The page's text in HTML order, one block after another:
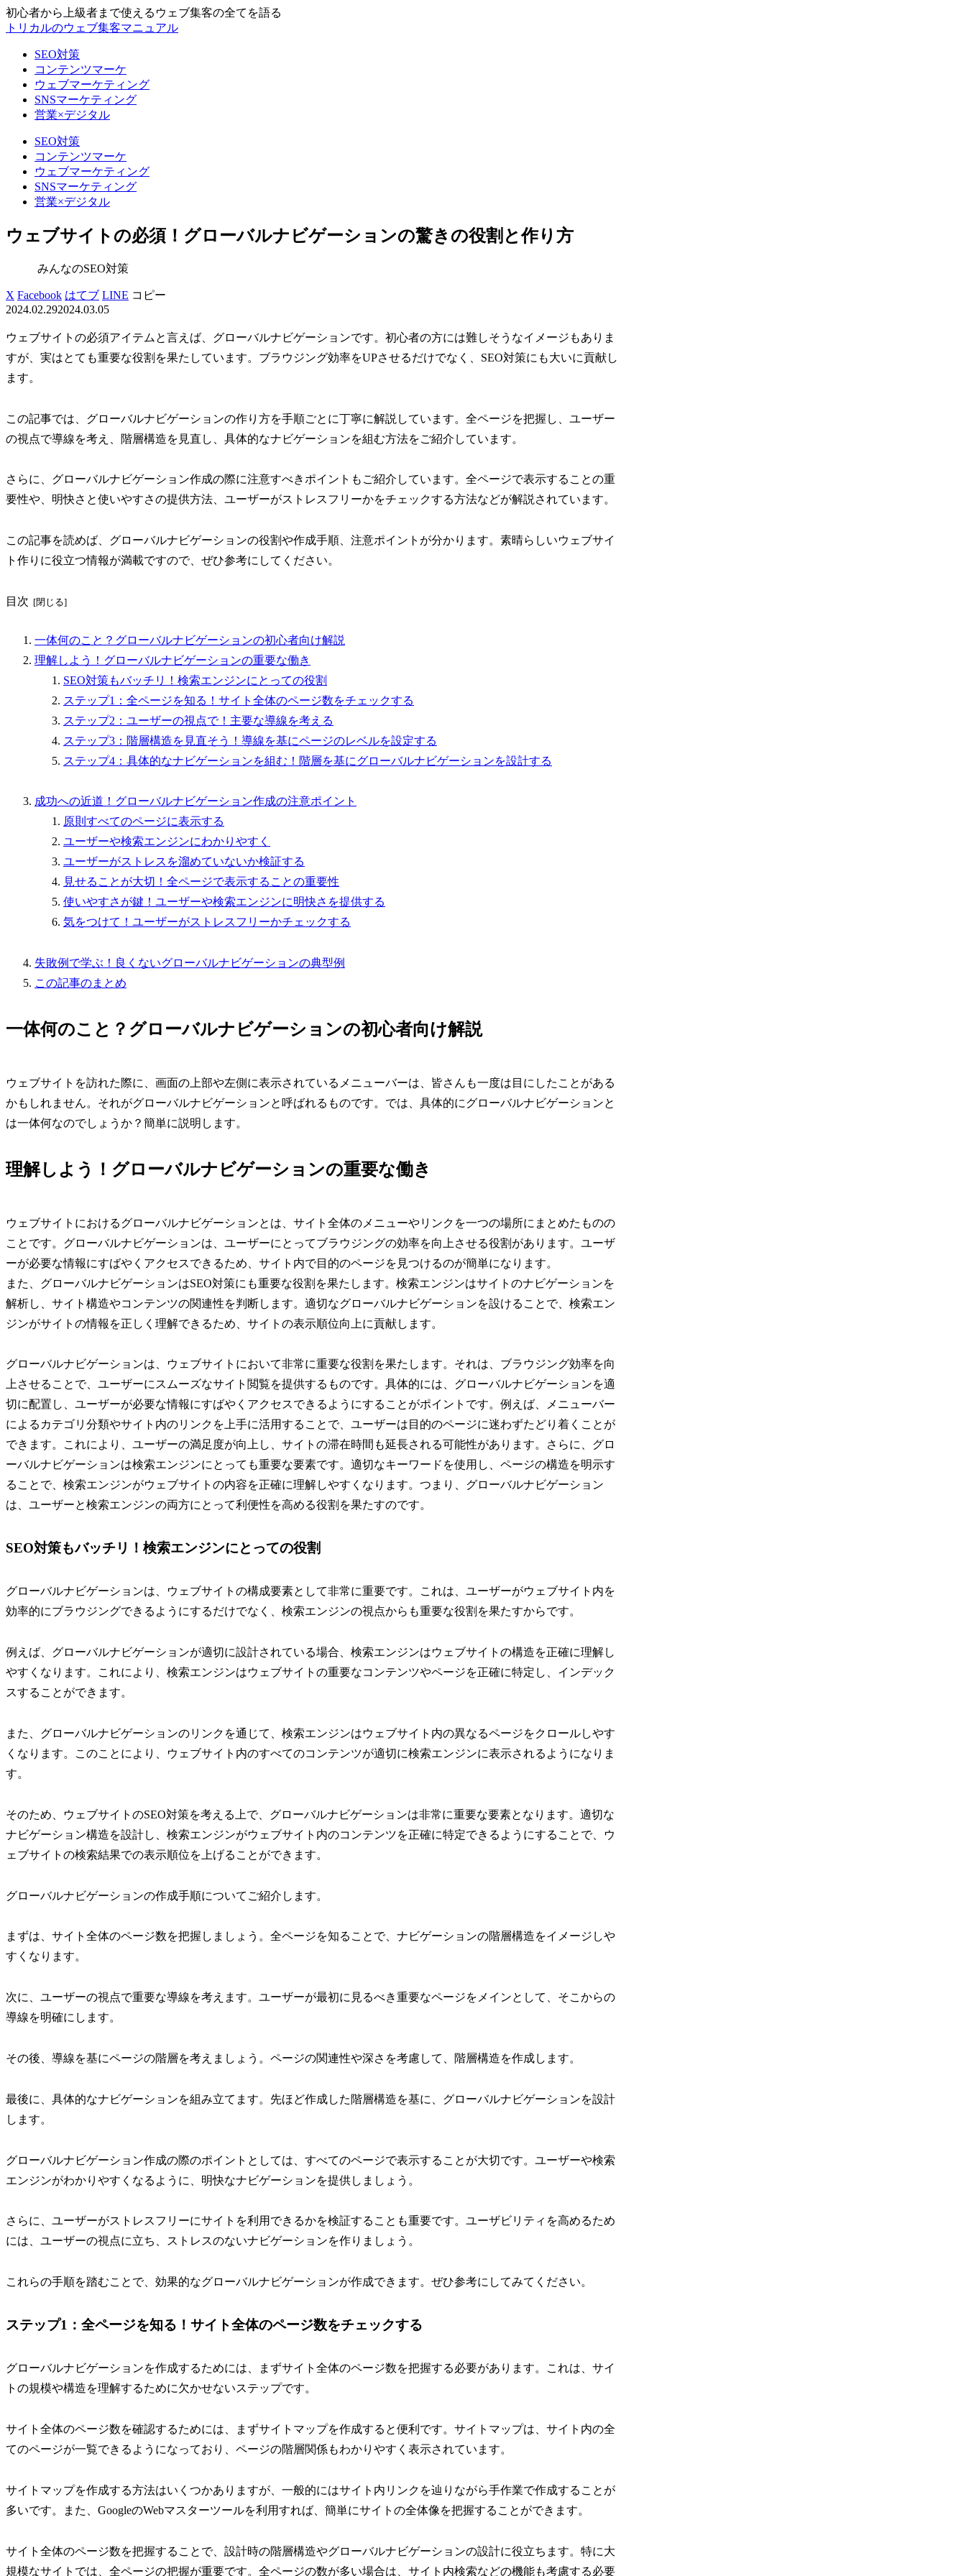
初心者から上級者まで使えるウェブ集客の全てを語る
トリカルのウェブ集客マニュアル
SEO対策
コンテンツマーケ
ウェブマーケティング
SNSマーケティング
営業×デジタル
SEO対策
コンテンツマーケ
ウェブマーケティング
SNSマーケティング
営業×デジタル
ウェブサイトの必須！グローバルナビゲーションの驚きの役割と作り方
みんなのSEO対策
X Facebook はてブ LINE コピー
2024.02.292024.03.05
ウェブサイトの必須アイテムと言えば、グローバルナビゲーションです。初心者の方には難しそうなイメージもありま
すが、実はとても重要な役割を果たしています。ブラウジング効率をUPさせるだけでなく、SEO対策にも大いに貢献し
ます。
この記事では、グローバルナビゲーションの作り方を手順ごとに丁寧に解説しています。全ページを把握し、ユーザー
の視点で導線を考え、階層構造を見直し、具体的なナビゲーションを組む方法をご紹介しています。
さらに、グローバルナビゲーション作成の際に注意すべきポイントもご紹介しています。全ページで表示することの重
要性や、明快さと使いやすさの提供方法、ユーザーがストレスフリーかをチェックする方法などが解説されています。
この記事を読めば、グローバルナビゲーションの役割や作成手順、注意ポイントが分かります。素晴らしいウェブサイ
ト作りに役立つ情報が満載ですので、ぜひ参考にしてください。
目次
一体何のこと？グローバルナビゲーションの初心者向け解説
理解しよう！グローバルナビゲーションの重要な働き
SEO対策もバッチリ！検索エンジンにとっての役割
ステップ1：全ページを知る！サイト全体のページ数をチェックする
ステップ2：ユーザーの視点で！主要な導線を考える
ステップ3：階層構造を見直そう！導線を基にページのレベルを設定する
ステップ4：具体的なナビゲーションを組む！階層を基にグローバルナビゲーションを設計する
成功への近道！グローバルナビゲーション作成の注意ポイント
原則すべてのページに表示する
ユーザーや検索エンジンにわかりやすく
ユーザーがストレスを溜めていないか検証する
見せることが大切！全ページで表示することの重要性
使いやすさが鍵！ユーザーや検索エンジンに明快さを提供する
気をつけて！ユーザーがストレスフリーかチェックする
失敗例で学ぶ！良くないグローバルナビゲーションの典型例
この記事のまとめ
一体何のこと？グローバルナビゲーションの初心者向け解説
ウェブサイトを訪れた際に、画面の上部や左側に表示されているメニューバーは、皆さんも一度は目にしたことがある
かもしれません。それがグローバルナビゲーションと呼ばれるものです。では、具体的にグローバルナビゲーションと
は一体何なのでしょうか？簡単に説明します。
理解しよう！グローバルナビゲーションの重要な働き
ウェブサイトにおけるグローバルナビゲーションとは、サイト全体のメニューやリンクを一つの場所にまとめたものの
ことです。グローバルナビゲーションは、ユーザーにとってブラウジングの効率を向上させる役割があります。ユーザ
ーが必要な情報にすばやくアクセスできるため、サイト内で目的のページを見つけるのが簡単になります。
また、グローバルナビゲーションはSEO対策にも重要な役割を果たします。検索エンジンはサイトのナビゲーションを
解析し、サイト構造やコンテンツの関連性を判断します。適切なグローバルナビゲーションを設けることで、検索エン
ジンがサイトの情報を正しく理解できるため、サイトの表示順位向上に貢献します。
グローバルナビゲーションは、ウェブサイトにおいて非常に重要な役割を果たします。それは、ブラウジング効率を向
上させることで、ユーザーにスムーズなサイト閲覧を提供するものです。具体的には、グローバルナビゲーションを適
切に配置し、ユーザーが必要な情報にすばやくアクセスできるようにすることがポイントです。例えば、メニューバー
によるカテゴリ分類やサイト内のリンクを上手に活用することで、ユーザーは目的のページに迷わずたどり着くことが
できます。これにより、ユーザーの満足度が向上し、サイトの滞在時間も延長される可能性があります。さらに、グロ
ーバルナビゲーションは検索エンジンにとっても重要な要素です。適切なキーワードを使用し、ページの構造を明示す
ることで、検索エンジンがウェブサイトの内容を正確に理解しやすくなります。つまり、グローバルナビゲーション
は、ユーザーと検索エンジンの両方にとって利便性を高める役割を果たすのです。
SEO対策もバッチリ！検索エンジンにとっての役割
グローバルナビゲーションは、ウェブサイトの構成要素として非常に重要です。これは、ユーザーがウェブサイト内を
効率的にブラウジングできるようにするだけでなく、検索エンジンの視点からも重要な役割を果たすからです。
例えば、グローバルナビゲーションが適切に設計されている場合、検索エンジンはウェブサイトの構造を正確に理解し
やすくなります。これにより、検索エンジンはウェブサイトの重要なコンテンツやページを正確に特定し、インデック
スすることができます。
また、グローバルナビゲーションのリンクを通じて、検索エンジンはウェブサイト内の異なるページをクロールしやす
くなります。このことにより、ウェブサイト内のすべてのコンテンツが適切に検索エンジンに表示されるようになりま
す。
そのため、ウェブサイトのSEO対策を考える上で、グローバルナビゲーションは非常に重要な要素となります。適切な
ナビゲーション構造を設計し、検索エンジンがウェブサイト内のコンテンツを正確に特定できるようにすることで、ウ
ェブサイトの検索結果での表示順位を上げることができます。
グローバルナビゲーションの作成手順についてご紹介します。
まずは、サイト全体のページ数を把握しましょう。全ページを知ることで、ナビゲーションの階層構造をイメージしや
すくなります。
次に、ユーザーの視点で重要な導線を考えます。ユーザーが最初に見るべき重要なページをメインとして、そこからの
導線を明確にします。
その後、導線を基にページの階層を考えましょう。ページの関連性や深さを考慮して、階層構造を作成します。
最後に、具体的なナビゲーションを組み立てます。先ほど作成した階層構造を基に、グローバルナビゲーションを設計
します。
グローバルナビゲーション作成の際のポイントとしては、すべてのページで表示することが大切です。ユーザーや検索
エンジンがわかりやすくなるように、明快なナビゲーションを提供しましょう。
さらに、ユーザーがストレスフリーにサイトを利用できるかを検証することも重要です。ユーザビリティを高めるため
には、ユーザーの視点に立ち、ストレスのないナビゲーションを作りましょう。
これらの手順を踏むことで、効果的なグローバルナビゲーションが作成できます。ぜひ参考にしてみてください。
ステップ1：全ページを知る！サイト全体のページ数をチェックする
グローバルナビゲーションを作成するためには、まずサイト全体のページ数を把握する必要があります。これは、サイ
トの規模や構造を理解するために欠かせないステップです。
サイト全体のページ数を確認するためには、まずサイトマップを作成すると便利です。サイトマップは、サイト内の全
てのページが一覧できるようになっており、ページの階層関係もわかりやすく表示されています。
サイトマップを作成する方法はいくつかありますが、一般的にはサイト内リンクを辿りながら手作業で作成することが
多いです。また、GoogleのWebマスターツールを利用すれば、簡単にサイトの全体像を把握することができます。
サイト全体のページ数を把握することで、設計時の階層構造やグローバルナビゲーションの設計に役立ちます。特に大
規模なサイトでは、全ページの把握が重要です。全ページの数が多い場合は、サイト内検索などの機能も考慮する必要